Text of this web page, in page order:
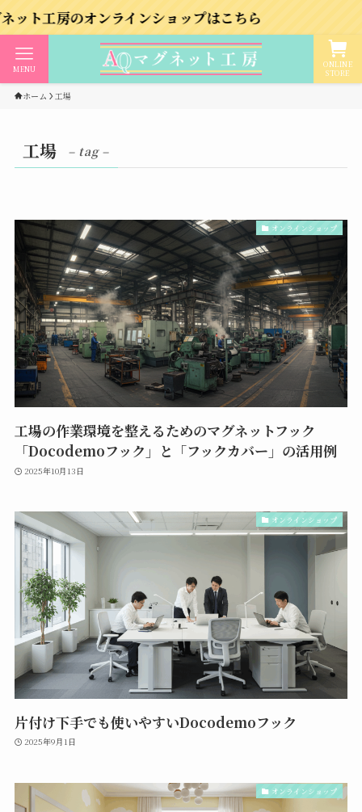
オンラインショップはこちら
ONLINE
STORE
MENU
ホーム 工場
工場 – tag –
オンラインショップ
工場の作業環境を整えるためのマグネットフック
「Docodemoフック」と「フックカバー」の活用例
2025年10月13日
オンラインショップ
片付け下手でも使いやすいDocodemoフック
2025年9月1日
オンラインショップ